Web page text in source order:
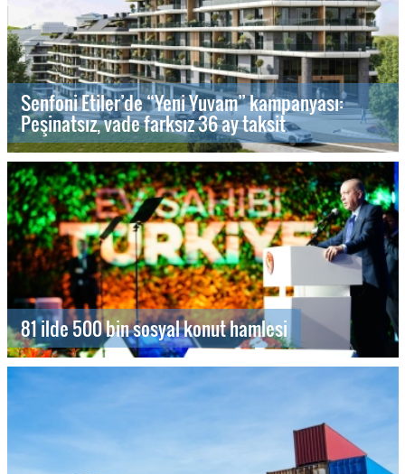
Senfoni Etiler’de “Yeni Yuvam” kampanyası:
Peşinatsız, vade farksız 36 ay taksit
81 ilde 500 bin sosyal konut hamlesi